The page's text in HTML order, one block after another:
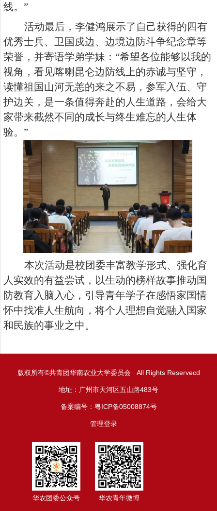
线。”
活动最后，李健鸿展示了自己获得的四有
优秀士兵、卫国戍边、边境边防斗争纪念章等
荣誉，并寄语学弟学妹：“希望各位能够以我的
视角，看见喀喇昆仑边防线上的赤诚与坚守，
读懂祖国山河无恙的来之不易，参军入伍、守
护边关，是一条值得奔赴的人生道路，会给大
家带来截然不同的成长与终生难忘的人生体
验。”
本次活动是校团委丰富教学形式、强化育
人实效的有益尝试，以生动的榜样故事推动国
防教育入脑入心，引导青年学子在感悟家国情
怀中找准人生航向，将个人理想自觉融入国家
和民族的事业之中。
版权所有©共青团华南农业大学委员会 All Rights Reservecd
地址：广州市天河区五山路483号
备案编号：粤ICP备05008874号
管理登录
华农团委公众号 华农青年微博